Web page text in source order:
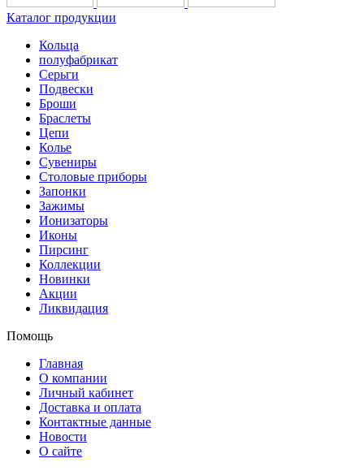
Каталог продукции
Кольца
полуфабрикат
Серьги
Подвески
Броши
Браслеты
Цепи
Колье
Сувениры
Столовые приборы
Запонки
Зажимы
Ионизаторы
Иконы
Пирсинг
Коллекции
Новинки
Акции
Ликвидация
Помощь
Главная
О компании
Личный кабинет
Доставка и оплата
Контактные данные
Новости
О сайте